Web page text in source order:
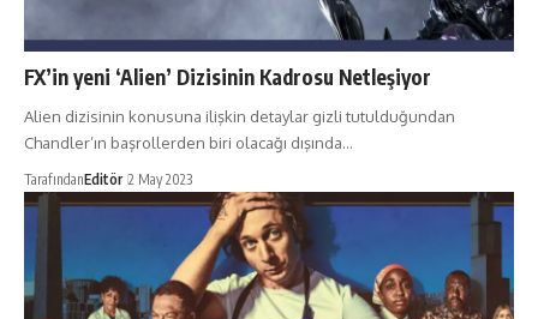
FX’in yeni ‘Alien’ Dizisinin Kadrosu Netleşiyor
Alien dizisinin konusuna ilişkin detaylar gizli tutulduğundan
Chandler’ın başrollerden biri olacağı dışında…
TarafındanEditör 2 May 2023